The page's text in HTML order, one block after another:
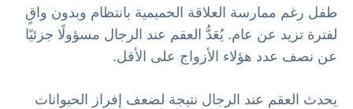
طفل رغم ممارسة العلاقة الحميمية بانتظام وبدون واقٍ
لفترة تزيد عن عام. يُعَدُّ العقم عند الرجال مسؤولًا جزئيًا
عن نصف عدد هؤلاء الأزواج على الأقل.
يحدث العقم عند الرجال نتيجة لضعف إفراز الحيوانات